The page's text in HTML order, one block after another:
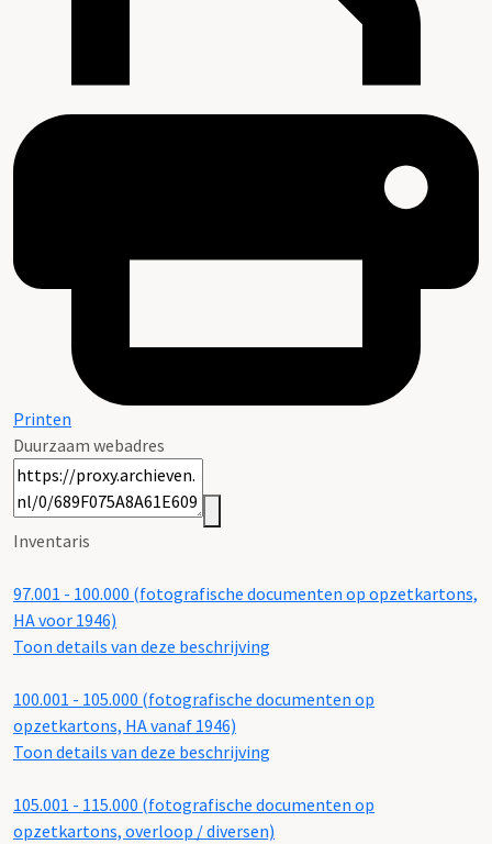
Printen
Duurzaam webadres
Inventaris
97.001 - 100.000 (fotografische documenten op opzetkartons,
HA voor 1946)
Toon details van deze beschrijving
100.001 - 105.000 (fotografische documenten op
opzetkartons, HA vanaf 1946)
Toon details van deze beschrijving
105.001 - 115.000 (fotografische documenten op
opzetkartons, overloop / diversen)